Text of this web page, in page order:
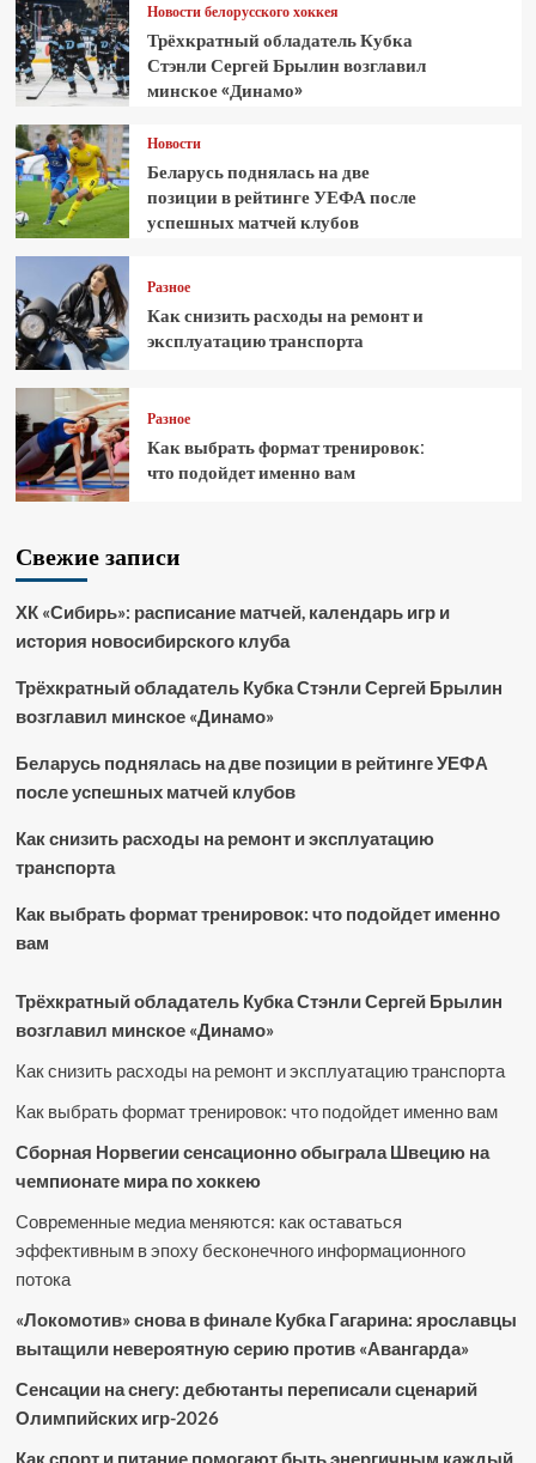
Новости белорусского хоккея
Трёхкратный обладатель Кубка
Стэнли Сергей Брылин возглавил
минское «Динамо»
Новости
Беларусь поднялась на две
позиции в рейтинге УЕФА после
успешных матчей клубов
Разное
Как снизить расходы на ремонт и
эксплуатацию транспорта
Разное
Как выбрать формат тренировок:
что подойдет именно вам
Свежие записи
ХК «Сибирь»: расписание матчей, календарь игр и
история новосибирского клуба
Трёхкратный обладатель Кубка Стэнли Сергей Брылин
возглавил минское «Динамо»
Беларусь поднялась на две позиции в рейтинге УЕФА
после успешных матчей клубов
Как снизить расходы на ремонт и эксплуатацию
транспорта
Как выбрать формат тренировок: что подойдет именно
вам
Трёхкратный обладатель Кубка Стэнли Сергей Брылин
возглавил минское «Динамо»
Как снизить расходы на ремонт и эксплуатацию транспорта
Как выбрать формат тренировок: что подойдет именно вам
Сборная Норвегии сенсационно обыграла Швецию на
чемпионате мира по хоккею
Современные медиа меняются: как оставаться
эффективным в эпоху бесконечного информационного
потока
«Локомотив» снова в финале Кубка Гагарина: ярославцы
вытащили невероятную серию против «Авангарда»
Сенсации на снегу: дебютанты переписали сценарий
Олимпийских игр-2026